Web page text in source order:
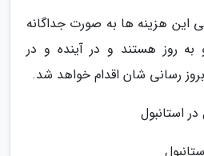
این هزینه ها به صورت جداگانه
روز هستند و در آینده و در
رسانی شان اقدام خواهد شد.